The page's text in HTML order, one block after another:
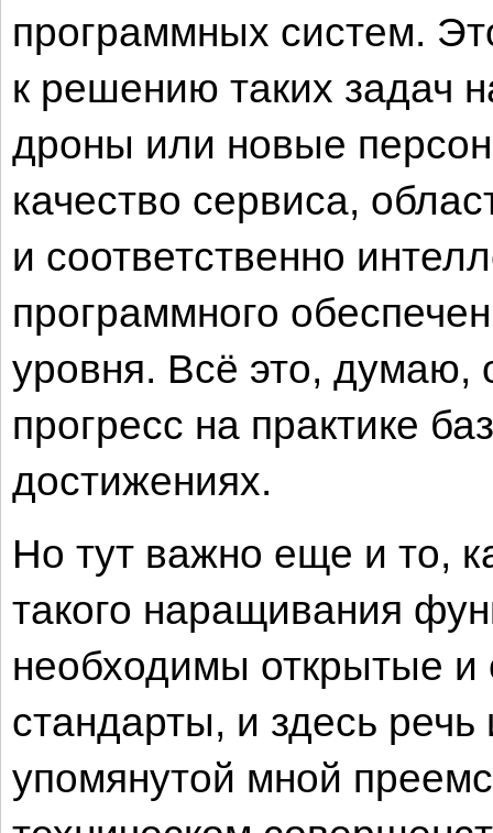
программных систем.
к решению таких задач
дроны или новые
качество сервиса,
и соответственно
программного
уровня. Всё это, думаю,
прогресс на практике
достижениях.
Но тут важно еще и то,
такого наращивания
необходимы открытые и
стандарты, и здесь
упомянутой мной